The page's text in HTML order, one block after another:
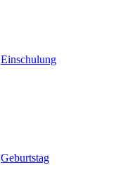
Einschulung
Geburtstag